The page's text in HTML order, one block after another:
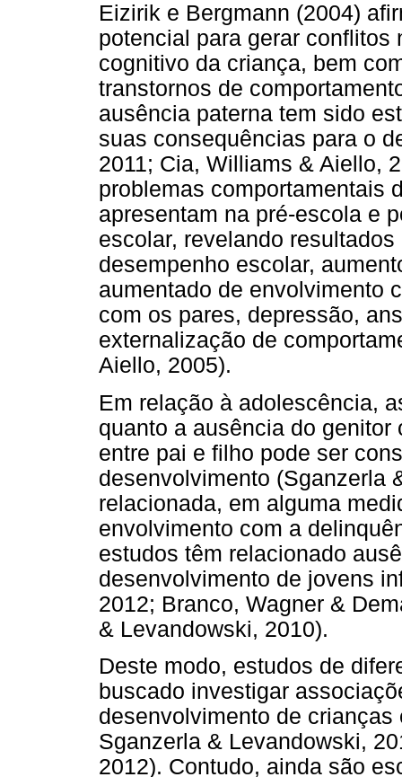
Eizirik e Bergmann (2004)
potencial para gerar
cognitivo da criança, bem
transtornos de
ausência paterna tem sido
suas consequências para o
2011; Cia, Williams & Aiello,
problemas comportamentais
apresentam na pré-escola e
escolar, revelando
desempenho escolar,
aumentado de envolvimento
com os pares, depressão,
externalização de
Aiello, 2005).
Em relação à adolescência,
quanto a ausência do
entre pai e filho pode ser
desenvolvimento (Sganzerla
relacionada, em alguma
envolvimento com a
estudos têm relacionado
desenvolvimento de jovens
2012; Branco, Wagner &
& Levandowski, 2010).
Deste modo, estudos de
buscado investigar
desenvolvimento de
Sganzerla & Levandowski,
2012). Contudo, ainda são